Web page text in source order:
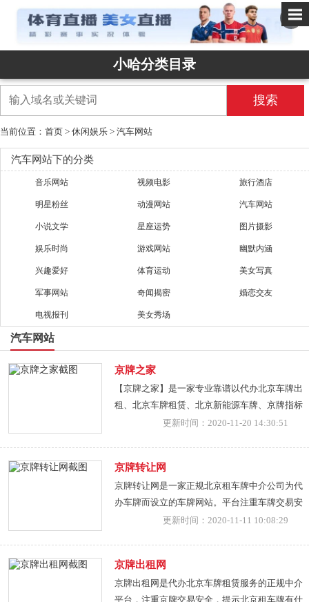
✕
小哈分类目录
搜索
当前位置： 首页 > 休闲娱乐 > 汽车网站
汽车网站下的分类
音乐网站 视频电影 旅行酒店
明星粉丝 动漫网站 汽车网站
小说文学 星座运势 图片摄影
娱乐时尚 游戏网站 幽默内涵
兴趣爱好 体育运动 美女写真
军事网站 奇闻揭密 婚恋交友
电视报刊 美女秀场
汽车网站
京牌之家
【京牌之家】是一家专业靠谱以代办北京车牌出
租、北京车牌租赁、北京新能源车牌、京牌指标
转让、以及京牌指标过户等为主的一站式服务平
更新时间：2020-11-20 14:30:51
京牌转让网
京牌转让网是一家正规北京租车牌中介公司为代
办车牌而设立的车牌网站。平台注重车牌交易安
全，专业办理北京车牌出租北京汽车牌照过户、
牌照车辆转北京上牌（车辆外转京）、车辆外迁
等等"
更新时间：2020-11-11 10:08:29
京牌出租网
京牌出租网是代办北京车牌租赁服务的正规中介
平台，注重京牌交易安全，提示北京租车牌有什